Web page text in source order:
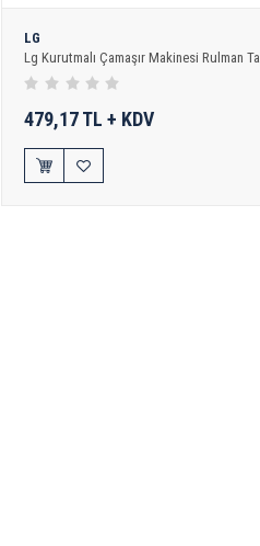
LG
Lg Kurutmalı Çamaşır Makinesi Rulman
479,17 TL + KDV